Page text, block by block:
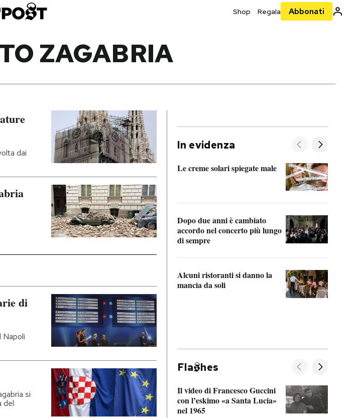
Shop Regala Abbonati
ZAGABRIA
dai
di
Napoli
si
del
In evidenza
Le creme solari spiegate male
Dopo due anni è cambiato
accordo nel concerto più lungo
di sempre
Alcuni ristoranti si danno la
mancia da soli
Fla hes
Il video di Francesco Guccini
con l’eskimo «a Santa Lucia»
nel 1965